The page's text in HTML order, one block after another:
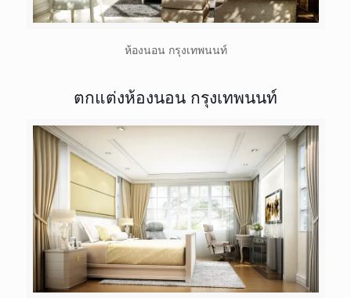
ห้องนอน กรุงเทพนนท์
ตกแต่งห้องนอน กรุงเทพนนท์